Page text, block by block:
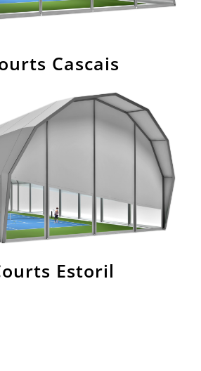
Cascais
Estoril